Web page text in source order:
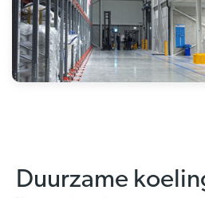
Duurzame